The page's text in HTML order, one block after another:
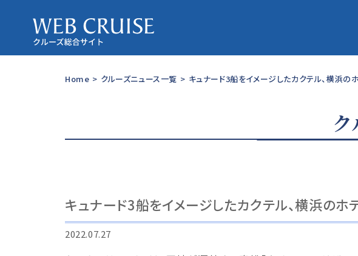
Home > クルーズニュース一覧 > キュナード3船をイメージしたカクテル、横浜の
キュナード3船をイメージしたカクテル、横浜のホ
2022.07.27